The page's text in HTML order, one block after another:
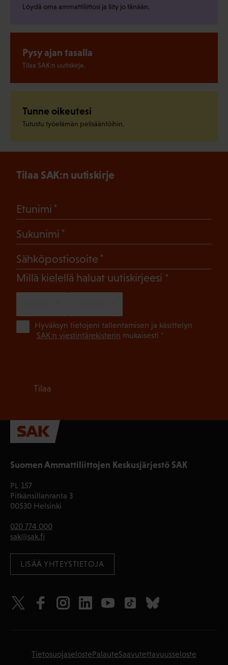
Löydä oma ammattiliittosi ja liity jo tänään.
Pysy ajan tasalla
Tilaa SAK:n uutiskirje.
Tunne oikeutesi
Tutustu työelämän pelisääntöihin.
Suomen Ammattiliittojen Keskusjärjestö SAK
PL 157
Pitkänsillanranta 3
00530 Helsinki
020 774 000
sak@sak.fi
LISÄÄ YHTEYSTIETOJA
Tilaa SAK:n uutiskirje
Etunimi
Sukunimi
Sähköpostiosoite
Millä kielellä haluat uutiskirjeesi (Pakollinen)
Hyväksyn tietojeni tallentamisen ja käsittelyn
SAK:n viestintärekisterin mukaisesti *
Tilaa
Tietosuojaseloste PalauteSaavutettavuusseloste